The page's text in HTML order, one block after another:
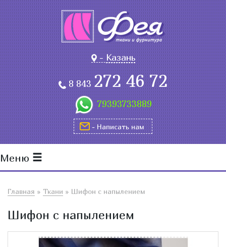
-Казань
8 843272 46 72
79393733889
- Написать нам
Меню
Главная » Ткани » Шифон с напылением
Шифон с напылением